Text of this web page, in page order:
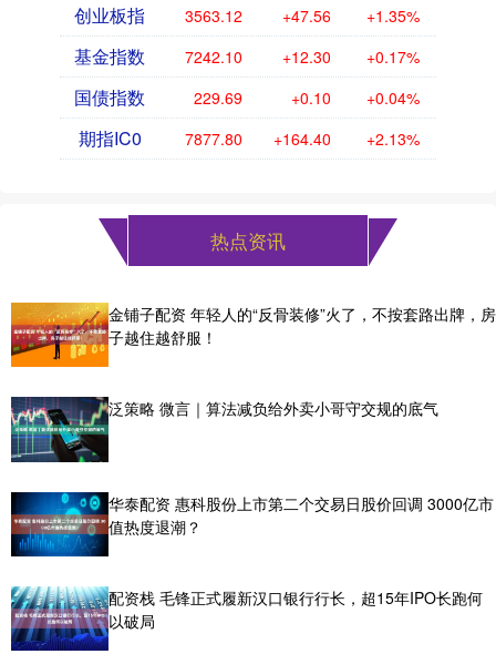
创业板指 3563.12 +47.56 +1.35%
基金指数 7242.10 +12.30 +0.17%
国债指数 229.69 +0.10 +0.04%
期指IC0 7877.80 +164.40 +2.13%
热点资讯
金铺子配资 年轻人的“反骨装修”火了，不按套路出牌，房
子越住越舒服！
泛策略 微言｜算法减负给外卖小哥守交规的底气
华泰配资 惠科股份上市第二个交易日股价回调 3000亿市
值热度退潮？
配资栈 毛锋正式履新汉口银行行长，超15年IPO长跑何
以破局